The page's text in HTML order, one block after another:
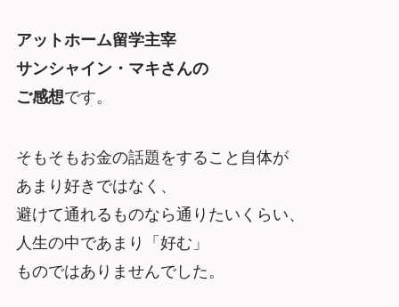
アットホーム留学主宰
サンシャイン・マキさんの
ご感想です。
そもそもお金の話題をすること自体が
あまり好きではなく、
避けて通れるものなら通りたいくらい、
人生の中であまり「好む」
ものではありませんでした。